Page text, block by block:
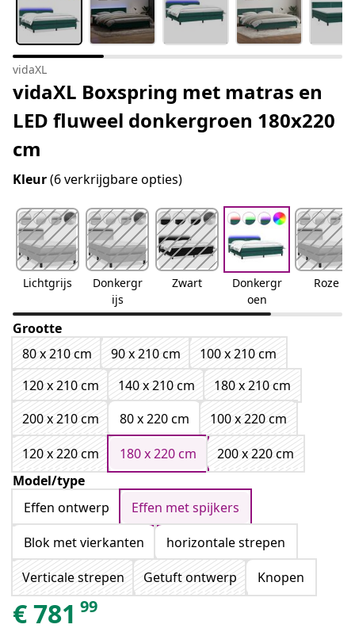
vidaXL
vidaXL Boxspring met matras en
LED fluweel donkergroen 180x220
cm
Kleur(6 verkrijgbare opties)
Lichtgrijs
Donkergr
ijs
Zwart
Donkergr
oen
Roze
Grootte
80 x 210 cm
90 x 210 cm
100 x 210 cm
120 x 210 cm
140 x 210 cm
180 x 210 cm
200 x 210 cm
80 x 220 cm
100 x 220 cm
120 x 220 cm
180 x 220 cm
200 x 220 cm
Model/type
Effen ontwerp
Effen met spijkers
Blok met vierkanten
horizontale strepen
Verticale strepen
Getuft ontwerp Knopen
€781 99